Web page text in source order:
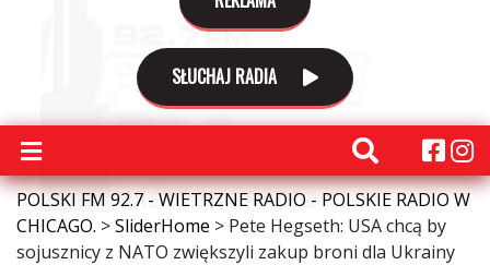
SŁUCHAJ RADIA
POLSKI FM 92.7 - WIETRZNE RADIO - POLSKIE RADIO W
CHICAGO. >SliderHome > Pete Hegseth: USA chcą by
sojusznicy z NATO zwiększyli zakup broni dla Ukrainy